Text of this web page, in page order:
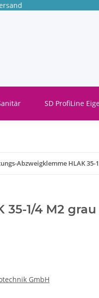
SD ProfiLine
Abzweigklemme HLAK 35-
35-1/4 M2 grau
GmbH